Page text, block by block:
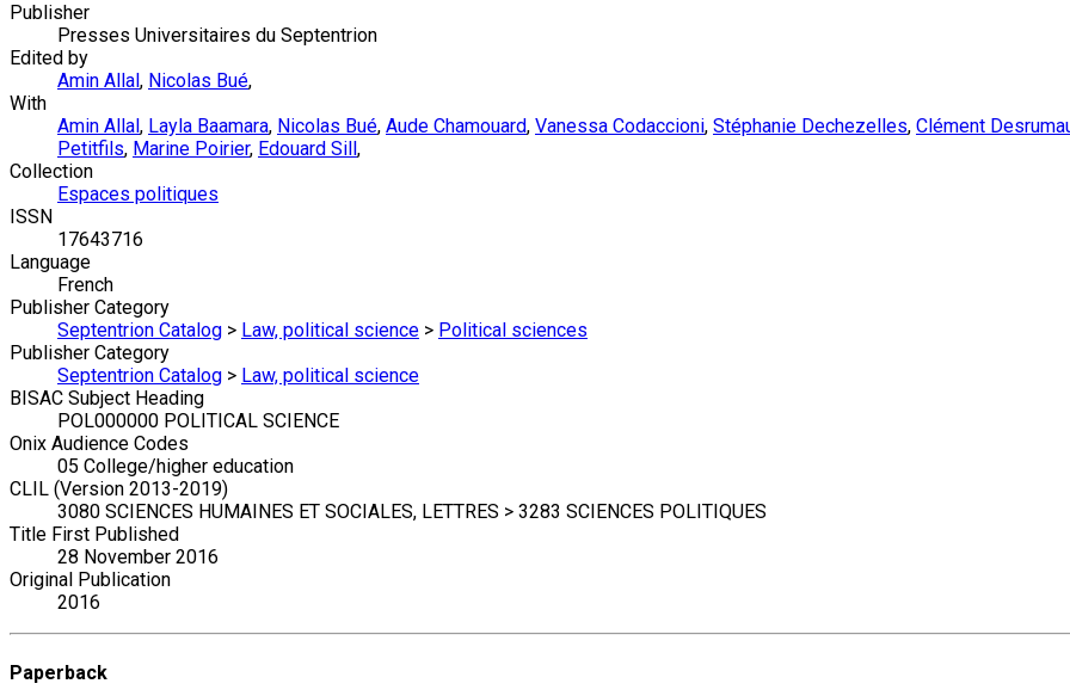
Publisher
Presses Universitaires du Septentrion
Edited by
Amin Allal , Nicolas Bué,
With
Amin Allal , Layla Baamara, Nicolas Bué, Aude Chamouard, Vanessa Codaccioni, Stéphanie Dechezelles, Clément
Petitfils, Marine Poirier, Edouard Sill ,
Collection
Espaces politiques
ISSN
17643716
Language
French
Publisher Category
Septentrion Catalog > Law, political science > Political sciences
Publisher Category
Septentrion Catalog > Law, political science
BISAC Subject Heading
POL000000 POLITICAL SCIENCE
Onix Audience Codes
05 College/higher education
CLIL (Version 2013-2019)
3080 SCIENCES HUMAINES ET SOCIALES, LETTRES > 3283 SCIENCES POLITIQUES
Title First Published
28 November 2016
Original Publication
2016
Paperback